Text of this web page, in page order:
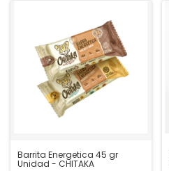
Barrita Energetica 45 gr
Unidad - CHITAKA